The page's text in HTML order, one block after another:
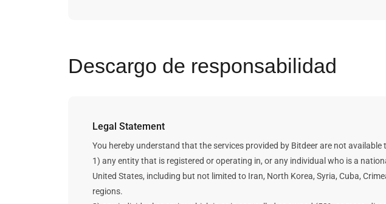
muchos factores que escapan al control de Bitdeer.
Descargo de responsabilidad
Legal Statement
You hereby understand that the services provided by Bitdeer are not available
1) any entity that is registered or operating in, or any individual who is a
United States, including but not limited to Iran, North Korea, Syria, Cuba,
regions.